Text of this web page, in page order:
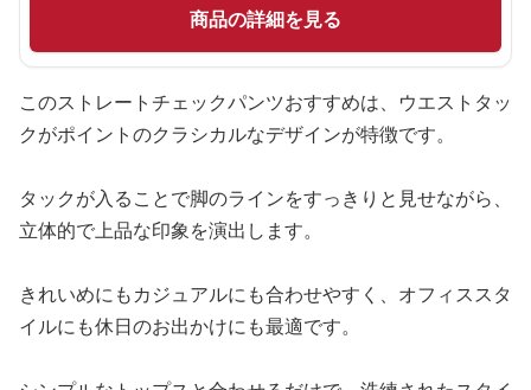
商品の詳細を見る
このストレートチェックパンツおすすめは、ウエストタッ
クがポイントのクラシカルなデザインが特徴です。
タックが入ることで脚のラインをすっきりと見せながら、
立体的で上品な印象を演出します。
きれいめにもカジュアルにも合わせやすく、オフィススタ
イルにも休日のお出かけにも最適です。